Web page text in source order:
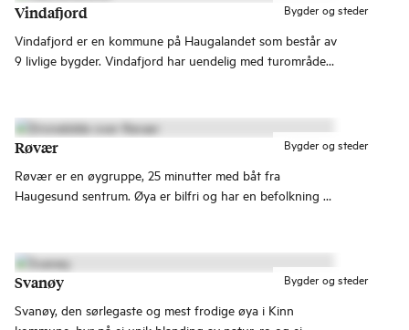
Bygder og steder
Vindafjord
Vindafjord er en kommune på Haugalandet som består av
9 livlige bygder. Vindafjord har uendelig med turområder,
Bygder og steder
Røvær
Røvær er en øygruppe, 25 minutter med båt fra
Haugesund sentrum. Øya er bilfri og har en befolkning på
Bygder og steder
Svanøy
Svanøy, den sørlegaste og mest frodige øya i Kinn